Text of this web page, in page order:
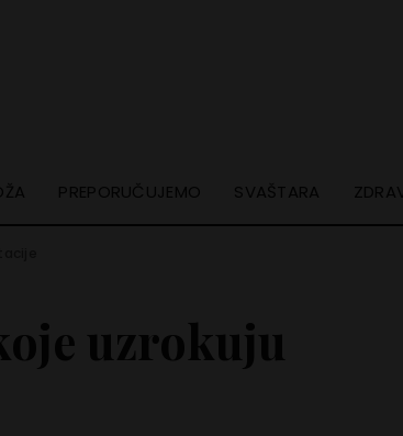
PREPORUČUJEMO SVAŠTARA
uzrokuju